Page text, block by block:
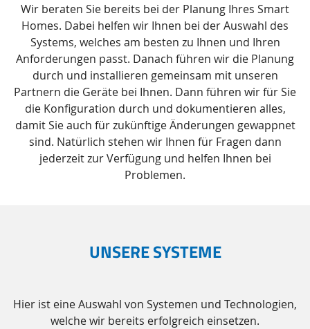
Wir beraten Sie bereits bei der Planung Ihres Smart
Homes. Dabei helfen wir Ihnen bei der Auswahl des
Systems, welches am besten zu Ihnen und Ihren
Anforderungen passt. Danach führen wir die Planung
durch und installieren gemeinsam mit unseren
Partnern die Geräte bei Ihnen. Dann führen wir für Sie
die Konfiguration durch und dokumentieren alles,
damit Sie auch für zukünftige Änderungen gewappnet
sind. Natürlich stehen wir Ihnen für Fragen dann
jederzeit zur Verfügung und helfen Ihnen bei
Problemen.
UNSERE SYSTEME
Hier ist eine Auswahl von Systemen und Technologien,
welche wir bereits erfolgreich einsetzen.